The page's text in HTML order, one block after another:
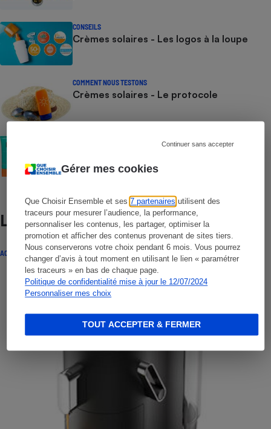
Gérer mes cookies
Que Choisir Ensemble et ses7 partenaires utilisent des
traceurs pour mesurer l’audience, la performance,
personnaliser les contenus, les partager, optimiser la
promotion et afficher des contenus provenant de sites tiers.
Nous conserverons votre choix pendant 6 mois. Vous pourrez
changer d’avis à tout moment en utilisant le lien « paramétrer
les traceurs » en bas de chaque page.
Politique de confidentialité mise à jour le 12/07/2024
Personnaliser mes choix
Continuer sans accepter
TOUT ACCEPTER & FERMER
CONSEILS
Crèmes solaires - Les logos à la loupe
COMMENT NOUS TESTONS
Crèmes solaires - Le protocole
Crèmes solaires visage - Le protocole
Lire aussi
ACTUALITÉ